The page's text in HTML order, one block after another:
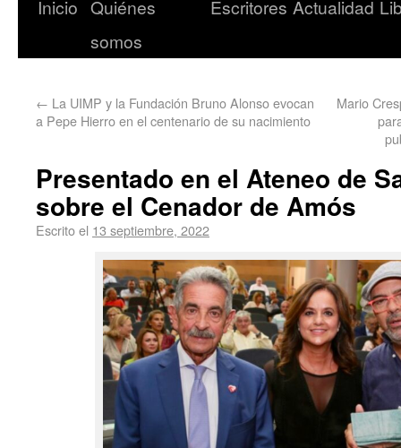
Inicio Quiénes
somos
Escritores Actualidad
← La UIMP y la Fundación Bruno Alonso evocan
a Pepe Hierro en el centenario de su nacimiento
Mario
Presentado en el Ateneo de
sobre el Cenador de Amós
Escrito el 13 septiembre, 2022